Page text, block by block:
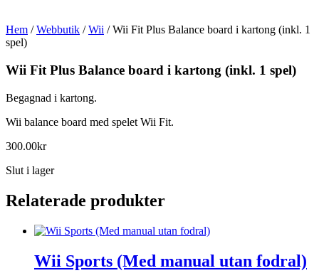
Hem /Webbutik /Wii / Wii Fit Plus Balance board i kartong (inkl. 1
spel)
Wii Fit Plus Balance board i kartong (inkl. 1 spel)
Begagnad i kartong.
Wii balance board med spelet Wii Fit.
300.00kr
Slut i lager
Relaterade produkter
Wii Sports (Med manual utan fodral)